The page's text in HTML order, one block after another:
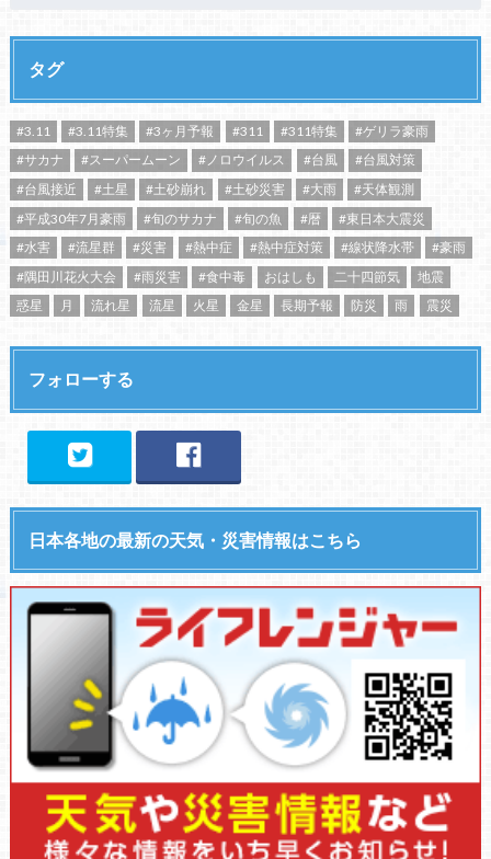
タグ
#3.11 #3.11特集 #3ヶ月予報 #311 #311特集
#ゲリラ豪雨
#サカナ
#スーパームーン #ノロウイルス #台風
#台風対策
#台風接近
#土星 #土砂崩れ #土砂災害 #大雨
#天体観測
#平成30年7月豪雨
#旬のサカナ #旬の魚 #暦
#東日本大震災
#水害
#流星群 #災害 #熱中症 #熱中症対策 #線状降水帯
#豪雨
#隅田川花火大会
#雨災害 #食中毒 おはしも 二十四節気
地震
惑星
月 流れ星 流星 火星 金星 長期予報 防災 雨 震災
フォローする
日本各地の最新の天気・災害情報はこちら